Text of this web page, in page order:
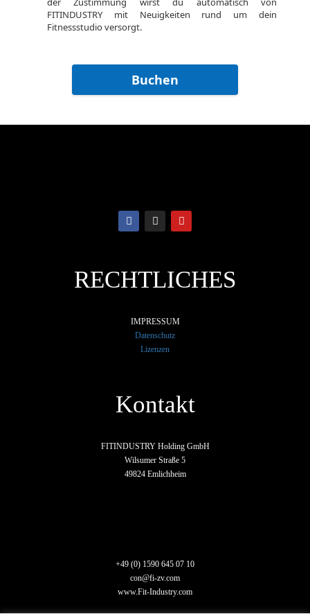
RECHTLICHES
IMPRESSUM
Datenschutz
Lizenzen
Kontakt
FITINDUSTRY Holding GmbH
Wilsumer Straße 5
49824 Emlichheim
+49 (0) 1590 645 07 10
con@fi-zv.com
www.Fit-Industry.com